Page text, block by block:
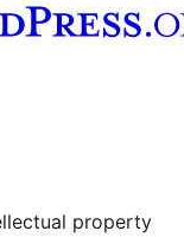
property